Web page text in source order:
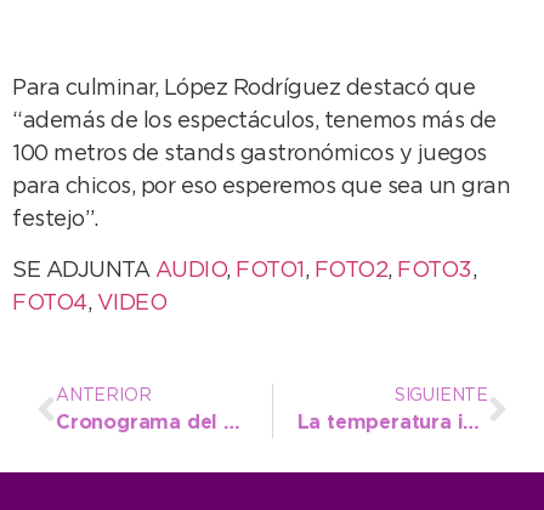
Para culminar, López Rodríguez destacó que
“además de los espectáculos, tenemos más de
100 metros de stands gastronómicos y juegos
para chicos, por eso esperemos que sea un gran
festejo”.
SE ADJUNTA AUDIO, FOTO1 , FOTO2, FOTO3,
FOTO4, VIDEO
ANTERIOR
Cronograma del Aniversario: conocé las actividades del viernes
SIGUIENTE
La temperatura irá en ascenso hacia el fin de semana